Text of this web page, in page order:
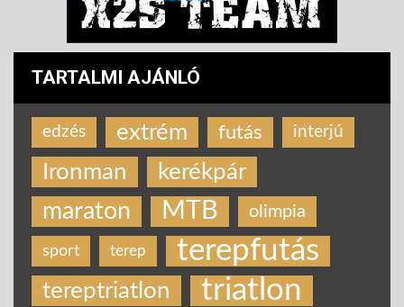
TARTALMI AJÁNLÓ
edzés extrém futás interjú
Ironman kerékpár
maraton MTB olimpia
sport terep terepfutás
tereptriatlon triatlon